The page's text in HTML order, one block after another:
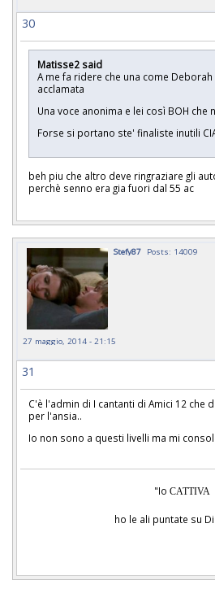
30
Matisse2 said
A me fa ridere che una come
acclamata
Una voce anonima e lei così BOH che
Forse si portano ste' finaliste inutili
beh piu che altro deve ringraziare gli
perchè senno era gia fuori dal 55 ac
Stefy87 Posts: 14009
27 maggio, 2014 - 21:15
31
C'è l'admin di I cantanti di Amici 12 che
per l'ansia..
Io non sono a questi livelli ma mi
"Io CATTIVA
ho le ali puntate su